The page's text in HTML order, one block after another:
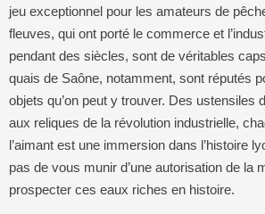
jeu exceptionnel pour les amateurs de
fleuves, qui ont porté le commerce et
pendant des siècles, sont de véritables
quais de Saône, notamment, sont réputés
objets qu’on peut y trouver. Des ustensiles
aux reliques de la révolution industrielle,
l’aimant est une immersion dans l’histoire
pas de vous munir d’une autorisation de la
prospecter ces eaux riches en histoire.